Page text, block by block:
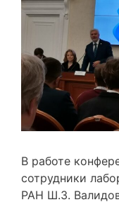
В работе
сотрудники
РАН Ш.З.